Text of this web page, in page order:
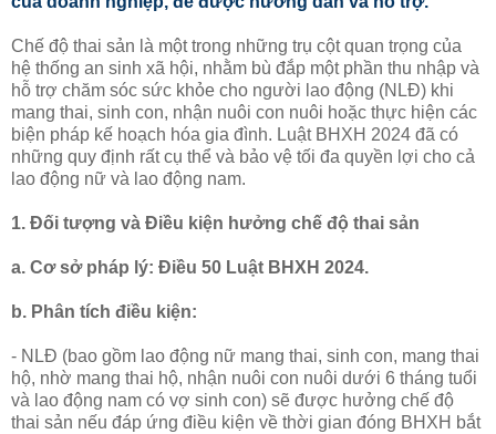
Chế độ thai sản là một trong những trụ cột quan trọng của
hệ thống an sinh xã hội, nhằm bù đắp một phần thu nhập và
hỗ trợ chăm sóc sức khỏe cho người lao động (NLĐ) khi
mang thai, sinh con, nhận nuôi con nuôi hoặc thực hiện các
biện pháp kế hoạch hóa gia đình. Luật BHXH 2024 đã có
những quy định rất cụ thể và bảo vệ tối đa quyền lợi cho cả
lao động nữ và lao động nam.
1. Đối tượng và Điều kiện hưởng chế độ thai sản
a. Cơ sở pháp lý: Điều 50 Luật BHXH 2024.
b. Phân tích điều kiện:
- NLĐ (bao gồm lao động nữ mang thai, sinh con, mang thai
hộ, nhờ mang thai hộ, nhận nuôi con nuôi dưới 6 tháng tuổi
và lao động nam có vợ sinh con) sẽ được hưởng chế độ
thai sản nếu đáp ứng điều kiện về thời gian đóng BHXH bắt